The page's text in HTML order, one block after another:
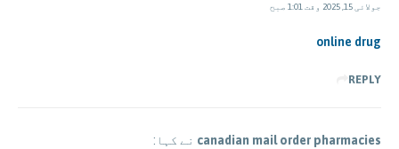
جولائی 15, 2025 وقت 1:01 صبح
online drug
REPLY
canadian mail order pharmacies نے کہا: